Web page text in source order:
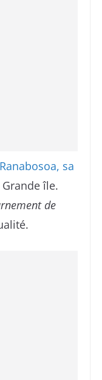
sa
île.
de